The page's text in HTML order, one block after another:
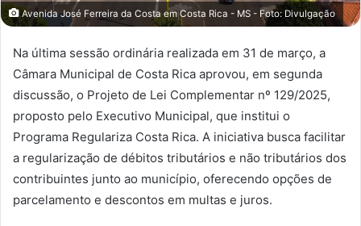
Avenida José Ferreira da Costa em Costa Rica - MS - Foto: Divulgação
Na última sessão ordinária realizada em 31 de março, a
Câmara Municipal de Costa Rica aprovou, em segunda
discussão, o Projeto de Lei Complementar nº 129/2025,
proposto pelo Executivo Municipal, que institui o
Programa Regulariza Costa Rica. A iniciativa busca facilitar
a regularização de débitos tributários e não tributários dos
contribuintes junto ao município, oferecendo opções de
parcelamento e descontos em multas e juros.